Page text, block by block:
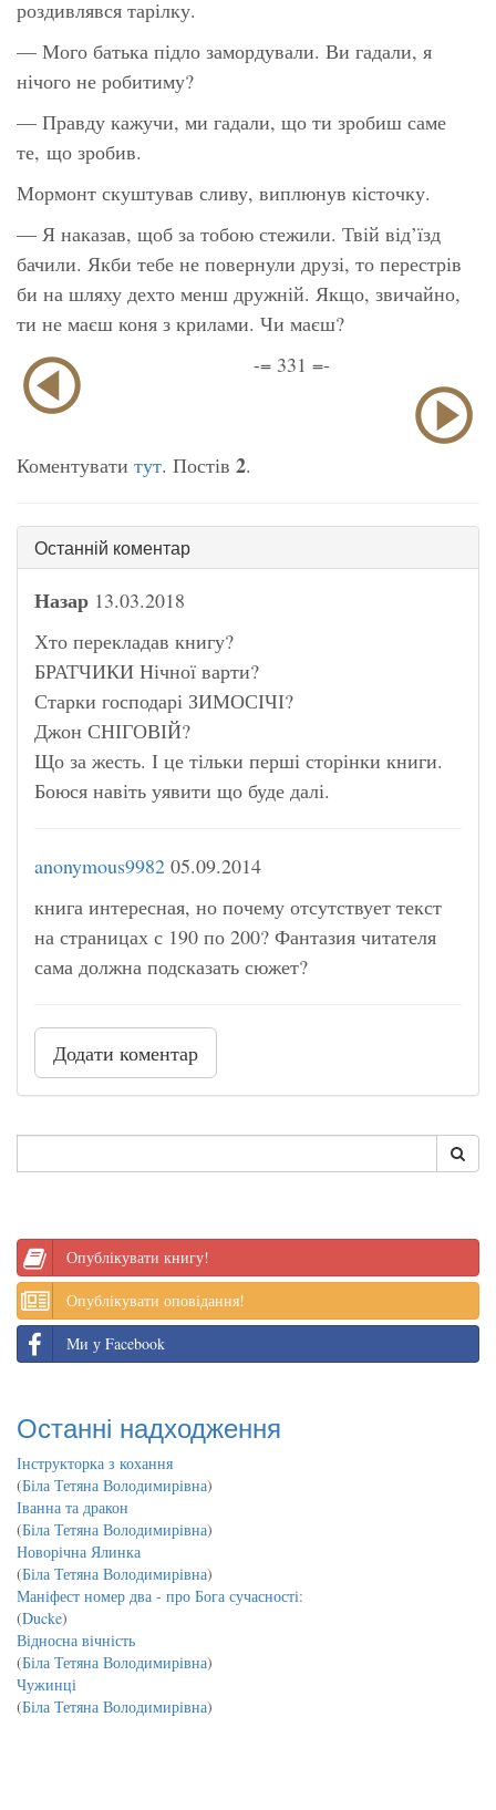
роздивлявся тарілку.
— Мого батька підло замордували. Ви гадали, я
нічого не робитиму?
— Правду кажучи, ми гадали, що ти зробиш саме
те, що зробив.
Мормонт скуштував сливу, виплюнув кісточку.
— Я наказав, щоб за тобою стежили. Твій від’їзд
бачили. Якби тебе не повернули друзі, то перестрів
би на шляху дехто менш дружній. Якщо, звичайно,
ти не маєш коня з крилами. Чи маєш?
-= 331 =-
Коментувати тут. Постів 2.
Останній коментар
Назар 13.03.2018
Хто перекладав книгу?
БРАТЧИКИ Нічної варти?
Старки господарі ЗИМОСІЧІ?
Джон СНІГОВІЙ?
Що за жесть. І це тільки перші сторінки книги.
Боюся навіть уявити що буде далі.
anonymous9982 05.09.2014
книга интересная, но почему отсутствует текст
на страницах с 190 по 200? Фантазия читателя
сама должна подсказать сюжет?
Додати коментар
Опублікувати книгу!
Опублікувати оповідання!
Ми у Facebook
Останні надходження
Інструкторка з кохання
(Біла Тетяна Володимирівна)
Іванна та дракон
(Біла Тетяна Володимирівна)
Новорічна Ялинка
(Біла Тетяна Володимирівна)
Маніфест номер два - про Бога сучасності:
(Ducke)
Відносна вічність
(Біла Тетяна Володимирівна)
Чужинці
(Біла Тетяна Володимирівна)